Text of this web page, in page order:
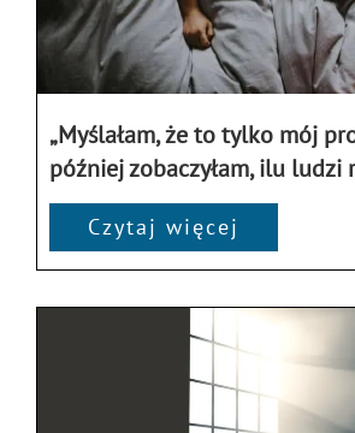
„Myślałam, że to tylko mój
później zobaczyłam, ilu ludzi
Czytaj więcej